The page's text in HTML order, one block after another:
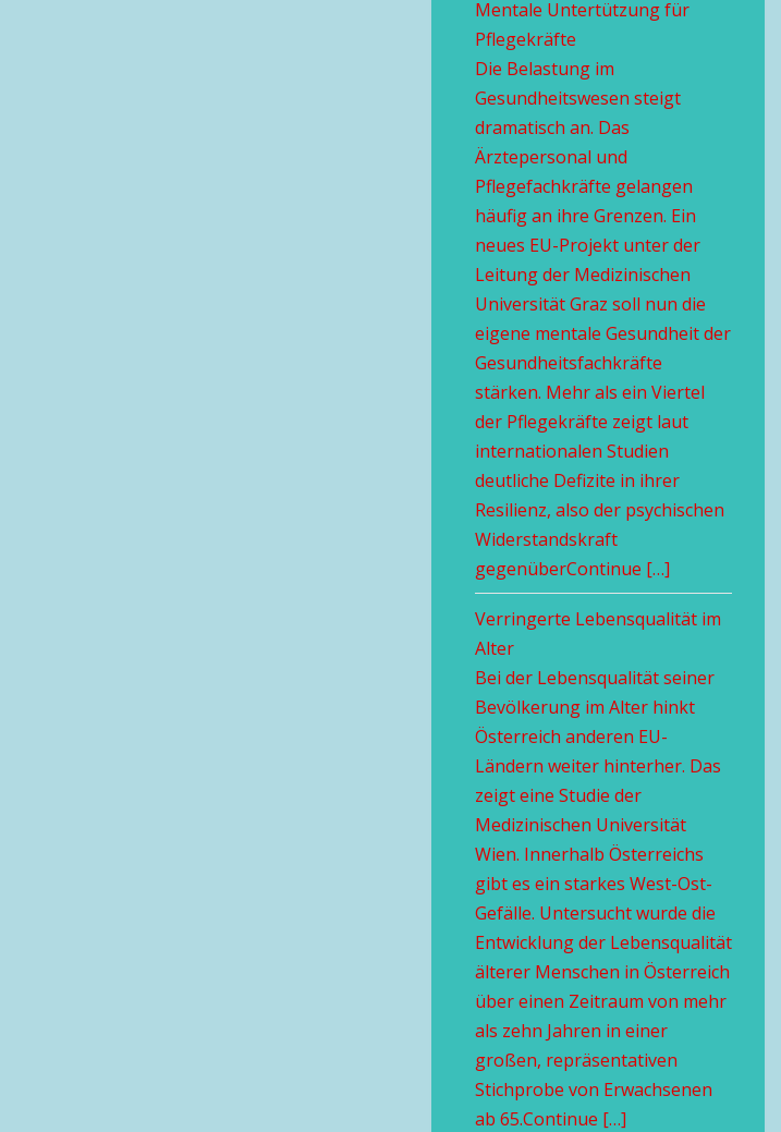
Mentale Untertützung für
Pflegekräfte
Die Belastung im
Gesundheitswesen steigt
dramatisch an. Das
Ärztepersonal und
Pflegefachkräfte gelangen
häufig an ihre Grenzen. Ein
neues EU-Projekt unter der
Leitung der Medizinischen
Universität Graz soll nun die
eigene mentale Gesundheit der
Gesundheitsfachkräfte
stärken. Mehr als ein Viertel
der Pflegekräfte zeigt laut
internationalen Studien
deutliche Defizite in ihrer
Resilienz, also der psychischen
Widerstandskraft
gegenüberContinue […]
Verringerte Lebensqualität im
Alter
Bei der Lebensqualität seiner
Bevölkerung im Alter hinkt
Österreich anderen EU-
Ländern weiter hinterher. Das
zeigt eine Studie der
Medizinischen Universität
Wien. Innerhalb Österreichs
gibt es ein starkes West-Ost-
Gefälle. Untersucht wurde die
Entwicklung der Lebensqualität
älterer Menschen in Österreich
über einen Zeitraum von mehr
als zehn Jahren in einer
großen, repräsentativen
Stichprobe von Erwachsenen
ab 65.Continue […]